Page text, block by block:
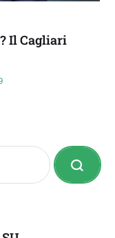
Il Cagliari